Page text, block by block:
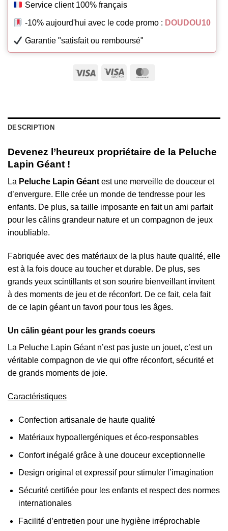
Service client 100% français
-10% aujourd'hui avec le code promo : DOUDOU10
Garantie "satisfait ou remboursé"
Visa
Visa
DESCRIPTION
Devenez l’heureux propriétaire de la Peluche
Lapin Géant !
La Peluche Lapin Géantest une merveille de douceur et
d’envergure. Elle crée un monde de tendresse pour les
enfants. De plus, sa taille imposante en fait un ami parfait
pour les câlins grandeur nature et un compagnon de jeux
inoubliable.
Fabriquée avec des matériaux de la plus haute qualité, elle
est à la fois douce au toucher et durable. De plus, ses
grands yeux scintillants et son sourire bienveillant invitent
à des moments de jeu et de réconfort. De ce fait, cela fait
de ce lapin géant un favori pour tous les âges.
Un câlin géant pour les grands coeurs
La Peluche Lapin Géant n’est pas juste un jouet, c’est un
véritable compagnon de vie qui offre réconfort, sécurité et
de grands moments de joie.
Caractéristiques
Confection artisanale de haute qualité
Matériaux hypoallergéniques et éco-responsables
Confort inégalé grâce à une douceur exceptionnelle
Design original et expressif pour stimuler l’imagination
Sécurité certifiée pour les enfants et respect des normes
internationales
Facilité d’entretien pour une hygiène irréprochable